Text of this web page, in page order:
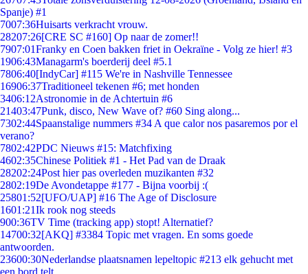
Spanje) #1
7007:36Huisarts verkracht vrouw.
28207:26[CRE SC #160] Op naar de zomer!!
7907:01Franky en Coen bakken friet in Oekraïne - Volg ze hier! #3
1906:43Managarm's boerderij deel #5.1
7806:40[IndyCar] #115 We're in Nashville Tennessee
16906:37Traditioneel tekenen #6; met honden
3406:12Astronomie in de Achtertuin #6
21403:47Punk, disco, New Wave of? #60 Sing along...
7302:44Spaanstalige nummers #34 A que calor nos pasaremos por el
verano?
7802:42PDC Nieuws #15: Matchfixing
4602:35Chinese Politiek #1 - Het Pad van de Draak
28202:24Post hier pas overleden muzikanten #32
2802:19De Avondetappe #177 - Bijna voorbij :(
25801:52[UFO/UAP] #16 The Age of Disclosure
1601:21Ik rook nog steeds
900:36TV Time (tracking app) stopt! Alternatief?
14700:32[AKQ] #3384 Topic met vragen. En soms goede
antwoorden.
23600:30Nederlandse plaatsnamen lepeltopic #213 elk gehucht met
een bord telt